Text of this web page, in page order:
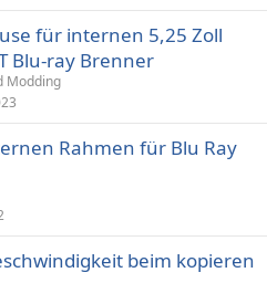
für internen 5,25 Zoll
Blu-ray Brenner
Modding
Rahmen für Blu Ray
beim kopieren